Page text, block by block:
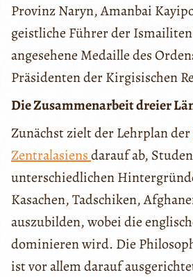
Provinz Naryn, Amanbai
geistliche Führer der
angesehene Medaille des
Präsidenten der Kirgisischen
Die Zusammenarbeit dreier
Zunächst zielt der Lehrplan der
Zentralasiensdarauf ab,
unterschiedlichen
Kasachen, Tadschiken,
auszubilden, wobei die
dominieren wird. Die
ist vor allem darauf